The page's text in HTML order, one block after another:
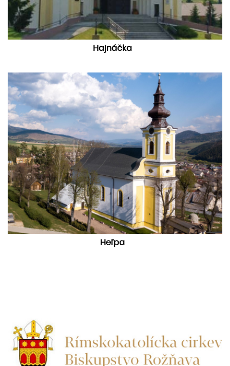
Hajnáčka
Heľpa